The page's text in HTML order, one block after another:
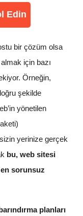
Edin
bir çözüm olsa
için bazı
Örneğin,
şekilde
yönetilen
yerinize gerçek
bu, web sitesi
en sorunsuz
planları